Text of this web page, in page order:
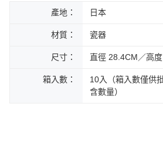
每筆NT$200，滿NT$1,000(含以上)免運費
黑貓外島宅配
每筆NT$360
產地： 日本
材質： 瓷器
尺寸： 直徑 28.4CM／高
箱入數：
10入（箱入數僅供
含數量）